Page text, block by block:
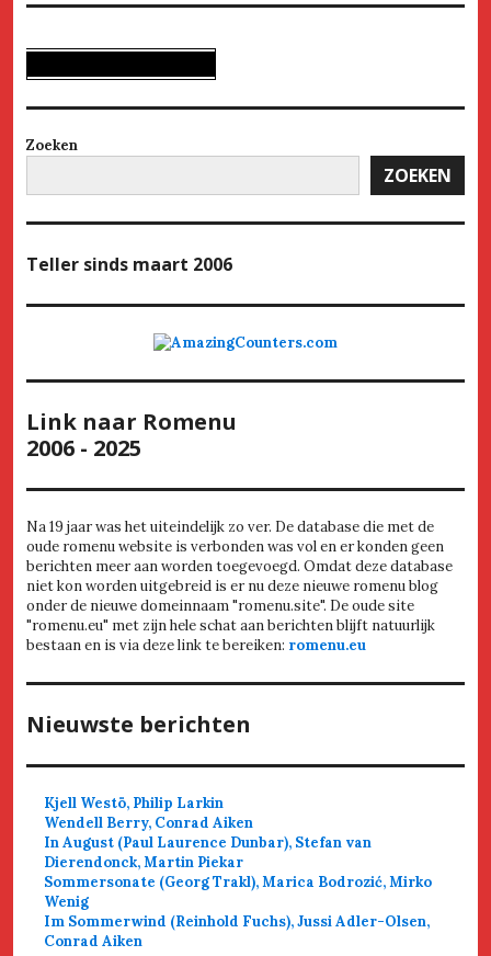
Zoeken
ZOEKEN
Teller sinds maart 2006
Link naar Romenu
2006 - 2025
Na 19 jaar was het uiteindelijk zo ver. De database die met de
oude romenu website is verbonden was vol en er konden geen
berichten meer aan worden toegevoegd. Omdat deze database
niet kon worden uitgebreid is er nu deze nieuwe romenu blog
onder de nieuwe domeinnaam "romenu.site". De oude site
"romenu.eu" met zijn hele schat aan berichten blijft natuurlijk
bestaan en is via deze link te bereiken: romenu.eu
Nieuwste berichten
Kjell Westö, Philip Larkin
Wendell Berry, Conrad Aiken
In August (Paul Laurence Dunbar), Stefan van
Dierendonck, Martin Piekar
Sommersonate (Georg Trakl), Marica Bodrozić, Mirko
Wenig
Im Sommerwind (Reinhold Fuchs), Jussi Adler-Olsen,
Conrad Aiken